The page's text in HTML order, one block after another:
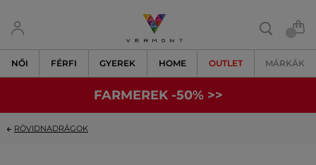
NŐI FÉRFI GYEREK HOME OUTLET MÁRKÁK
FARMEREK -50% >>
RÖVIDNADRÁGOK